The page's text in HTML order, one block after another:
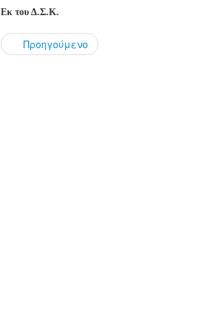
Εκ του Δ.Σ.Κ.
Προηγούμενο